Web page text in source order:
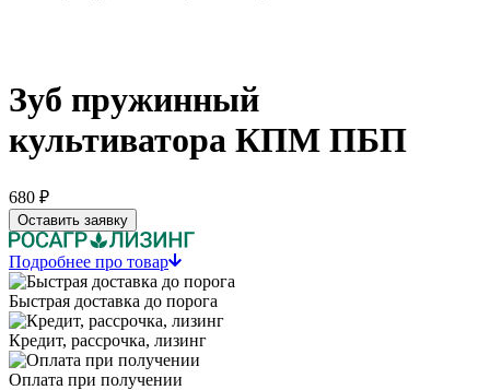
Зуб пружинный
культиватора КПМ ПБП
680 ₽
Оставить заявку
Подробнее про товар
Быстрая доставка до порога
Кредит, рассрочка, лизинг
Оплата при получении